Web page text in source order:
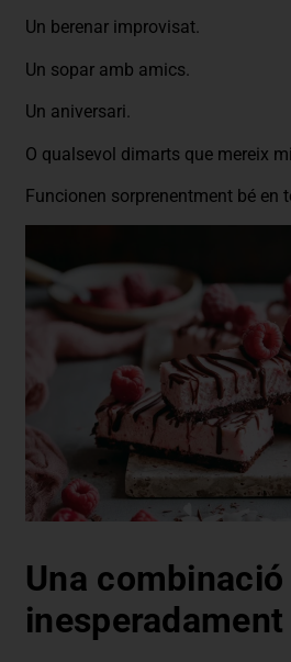
Un berenar improvisat.
Un sopar amb amics.
Un aniversari.
O qualsevol dimarts que mereix
Funcionen sorprenentment bé en
Una combinació